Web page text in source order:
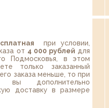
при условии,
от 4 000 рублей для
Подмосковья, в этом
только заказанный
заказа меньше, то при
вы дополнительно
доставку в размере